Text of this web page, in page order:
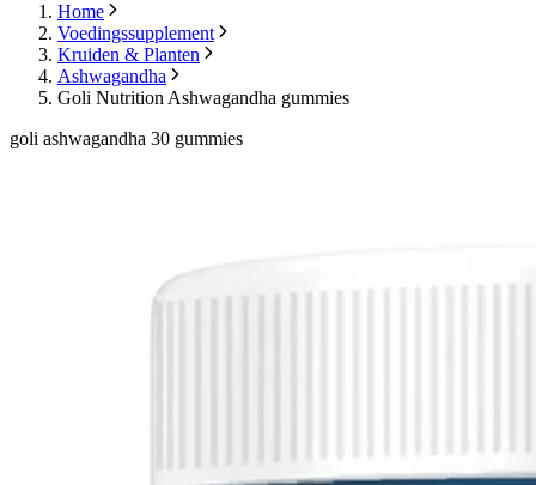
Home
Voedingssupplement
Kruiden & Planten
Ashwagandha
Goli Nutrition Ashwagandha gummies
goli ashwagandha 30 gummies